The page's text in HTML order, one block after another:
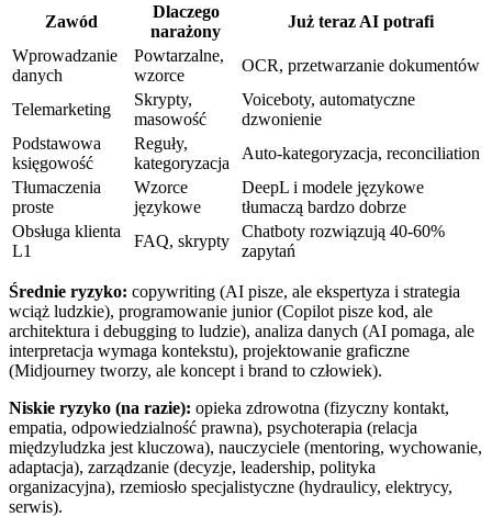
Zawód
Dlaczego
narażony
Już teraz AI potrafi
Wprowadzanie
danych
Powtarzalne,
wzorce
OCR, przetwarzanie dokumentów
Telemarketing
Skrypty,
masowość
Voiceboty, automatyczne
dzwonienie
Podstawowa
księgowość
Reguły,
kategoryzacja
Auto-kategoryzacja, reconciliation
Tłumaczenia
proste
Wzorce
językowe
DeepL i modele językowe
tłumaczą bardzo dobrze
Obsługa klienta
L1
FAQ, skrypty
Chatboty rozwiązują 40-60%
zapytań
Średnie ryzyko: copywriting (AI pisze, ale ekspertyza i strategia
wciąż ludzkie), programowanie junior (Copilot pisze kod, ale
architektura i debugging to ludzie), analiza danych (AI pomaga, ale
interpretacja wymaga kontekstu), projektowanie graficzne
(Midjourney tworzy, ale koncept i brand to człowiek).
Niskie ryzyko (na razie): opieka zdrowotna (fizyczny kontakt,
empatia, odpowiedzialność prawna), psychoterapia (relacja
międzyludzka jest kluczowa), nauczyciele (mentoring, wychowanie,
adaptacja), zarządzanie (decyzje, leadership, polityka
organizacyjna), rzemiosło specjalistyczne (hydraulicy, elektrycy,
serwis).